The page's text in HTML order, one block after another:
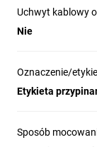
Uchwyt kablowy
Nie
Oznaczenie/
Etykieta
Sposób